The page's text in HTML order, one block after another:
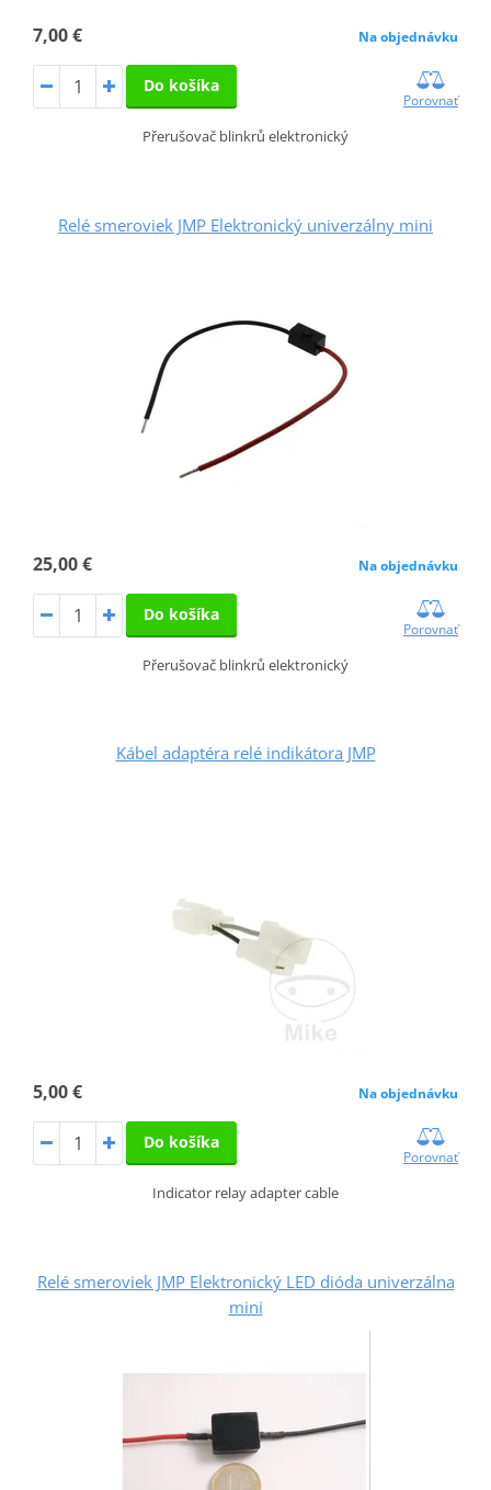
7,00 € Na objednávku
Do košíka
Porovnať
Přerušovač blinkrů elektronický
Relé smeroviek JMP Elektronický univerzálny mini
25,00 € Na objednávku
Do košíka
Porovnať
Přerušovač blinkrů elektronický
Kábel adaptéra relé indikátora JMP
5,00 € Na objednávku
Do košíka
Porovnať
Indicator relay adapter cable
Relé smeroviek JMP Elektronický LED dióda univerzálna
mini